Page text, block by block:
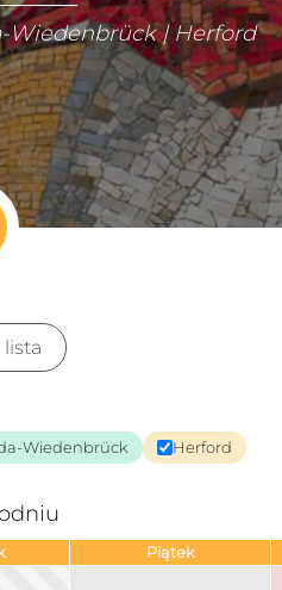
Wiedenbrück | Herford
lista
Wiedenbrück Herford
Piątek